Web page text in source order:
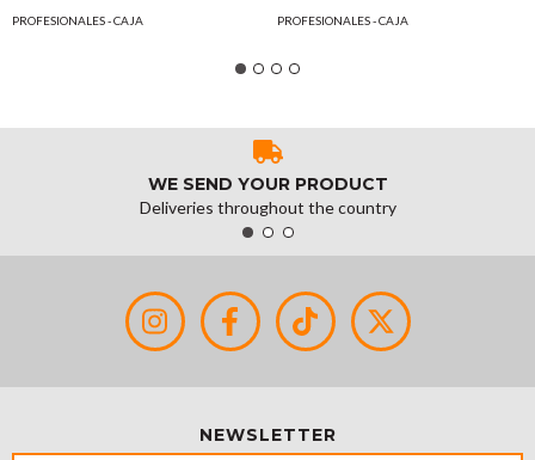
DS-1280ZJ-S
PROFESIONALES - CAJA PROFESIONALES - CAJA
WE SEND YOUR PRODUCT
Deliveries throughout the country
NEWSLETTER